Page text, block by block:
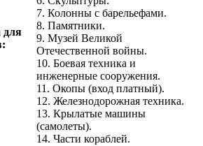
для
7. Колонны с барельефами.
8. Памятники.
9. Музей Великой
Отечественной войны.
10. Боевая техника и
инженерные сооружения.
11. Окопы (вход платный).
12. Железнодорожная техника.
13. Крылатые машины
(самолеты).
14. Части кораблей.